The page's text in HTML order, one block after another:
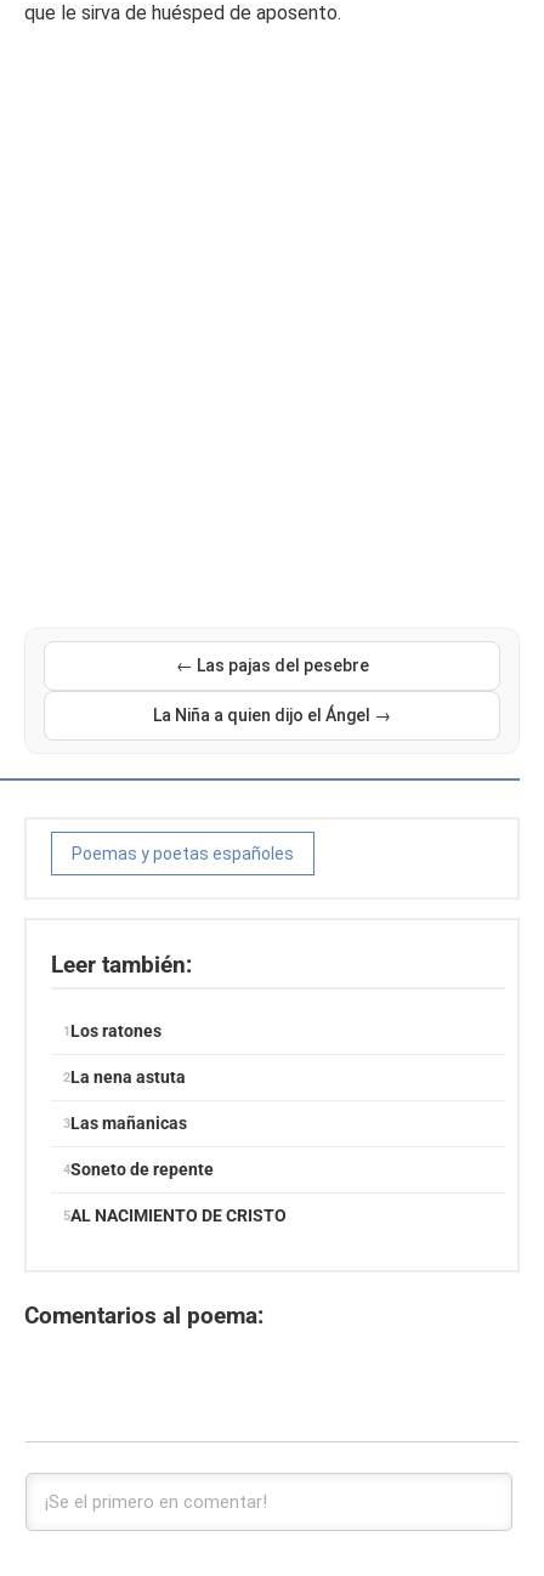
que le sirva de huésped de aposento.
← Las pajas del pesebre
La Niña a quien dijo el Ángel →
Poemas y poetas españoles
Leer también:
Los ratones
La nena astuta
Las mañanicas
Soneto de repente
AL NACIMIENTO DE CRISTO
Comentarios al poema: